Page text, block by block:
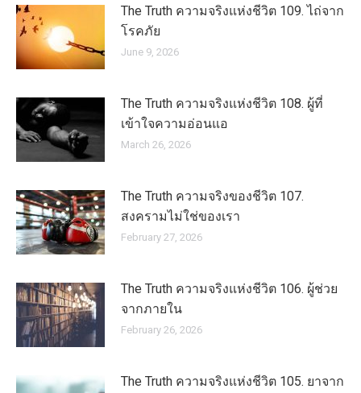
The Truth ความจริงแห่งชีวิต 109. ไถ่จาก
โรคภัย
June 9, 2026
The Truth ความจริงแห่งชีวิต 108. ผู้ที่
เข้าใจความอ่อนแอ
March 26, 2026
The Truth ความจริงของชีวิต 107.
สงครามไม่ใช่ของเรา
February 27, 2026
The Truth ความจริงแห่งชีวิต 106. ผู้ช่วย
จากภายใน
February 26, 2026
The Truth ความจริงแห่งชีวิต 105. ยาจาก